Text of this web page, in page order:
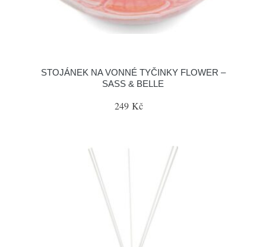
STOJÁNEK NA VONNÉ TYČINKY FLOWER –
SASS & BELLE
249 Kč